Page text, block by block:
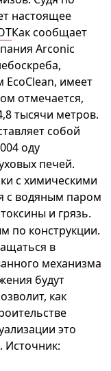
настоящее
Как сообщает
Arconic
EcoClean, имеет
отмечается,
тысячи метров.
собой
оду
печей.
с химическими
с водяным паром
и грязь.
по конструкции.
в
механизма
будут
как
это
Источник: